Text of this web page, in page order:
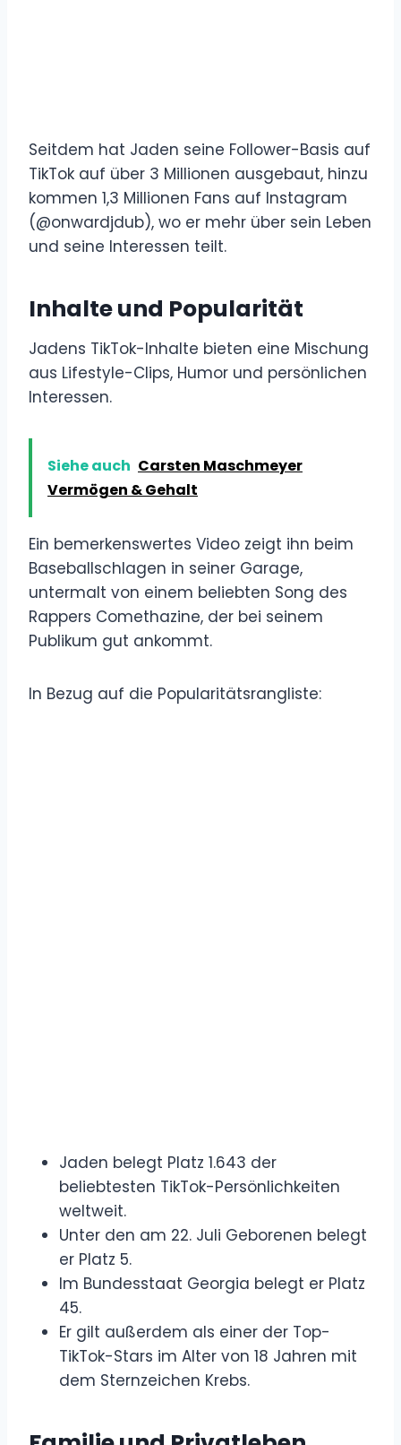
Seitdem hat Jaden seine Follower-Basis auf
TikTok auf über 3 Millionen ausgebaut, hinzu
kommen 1,3 Millionen Fans auf Instagram
(@onwardjdub), wo er mehr über sein Leben
und seine Interessen teilt.
Inhalte und Popularität
Jadens TikTok-Inhalte bieten eine Mischung
aus Lifestyle-Clips, Humor und persönlichen
Interessen.
Siehe auch Carsten Maschmeyer
Vermögen & Gehalt
Ein bemerkenswertes Video zeigt ihn beim
Baseballschlagen in seiner Garage,
untermalt von einem beliebten Song des
Rappers Comethazine, der bei seinem
Publikum gut ankommt.
In Bezug auf die Popularitätsrangliste:
Jaden belegt Platz 1.643 der
beliebtesten TikTok-Persönlichkeiten
weltweit.
Unter den am 22. Juli Geborenen belegt
er Platz 5.
Im Bundesstaat Georgia belegt er Platz
45.
Er gilt außerdem als einer der Top-
TikTok-Stars im Alter von 18 Jahren mit
dem Sternzeichen Krebs.